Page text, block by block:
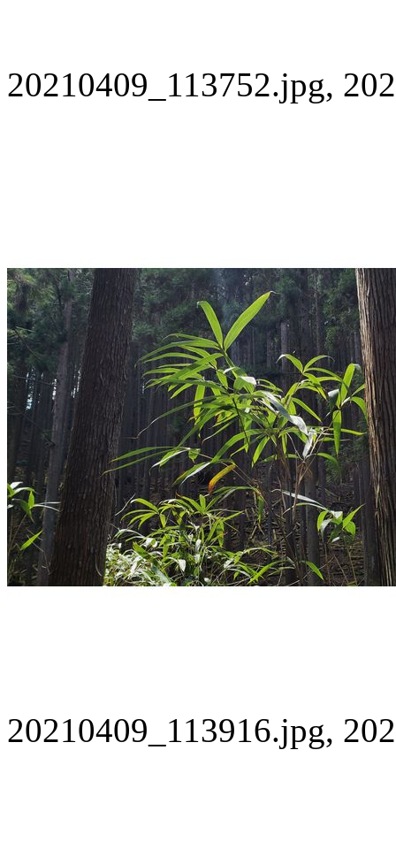
20210409_113752.jpg,
20210409_113916.jpg,